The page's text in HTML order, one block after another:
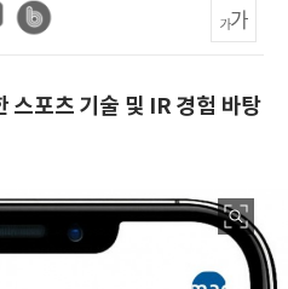
스포츠 기술 및 IR 경험 바탕